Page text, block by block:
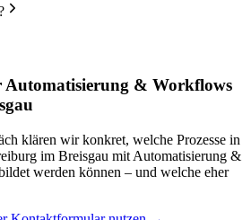
Automatisierung & Workflows
klären wir konkret, welche Prozesse in
im Breisgau mit Automatisierung &
werden können – und welche eher